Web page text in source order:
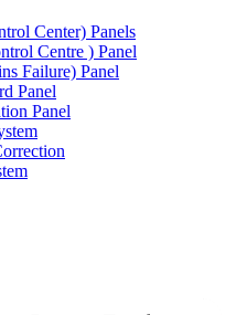
Center) Panels
Centre ) Panel
Failure) Panel
Panel
Panel